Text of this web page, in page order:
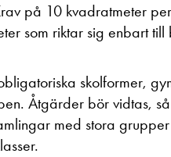
på 10 kvadratmeter
som riktar sig enbart
skolformer,
Åtgärder bör vidtas,
med stora